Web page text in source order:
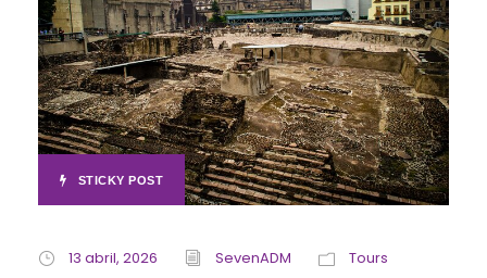
STICKY POST
13 abril, 2026 SevenADM Tours